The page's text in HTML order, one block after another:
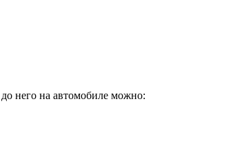
до него на автомобиле можно: